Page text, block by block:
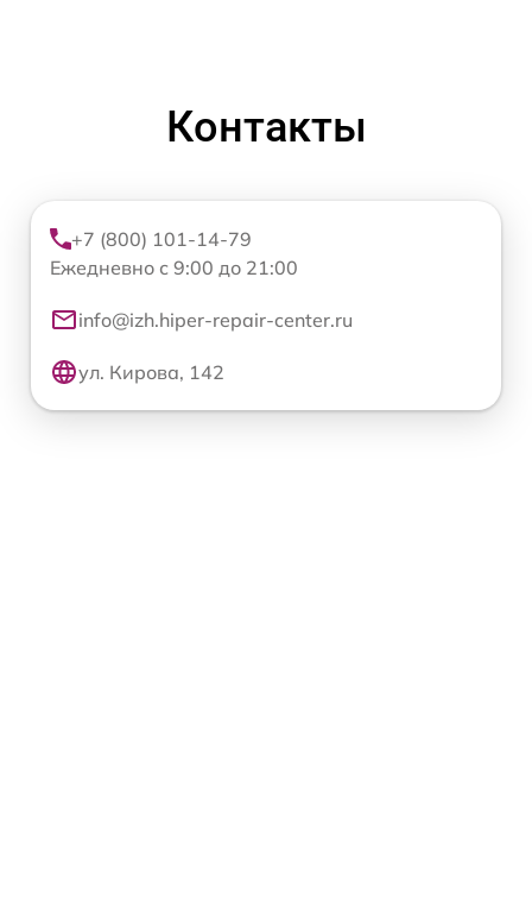
Контакты
+7 (800) 101-14-79
Ежедневно с 9:00 до 21:00
info@izh.hiper-repair-center.ru
ул. Кирова, 142